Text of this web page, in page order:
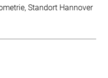
Standort Hannover